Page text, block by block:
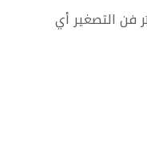
فن التصغير أي